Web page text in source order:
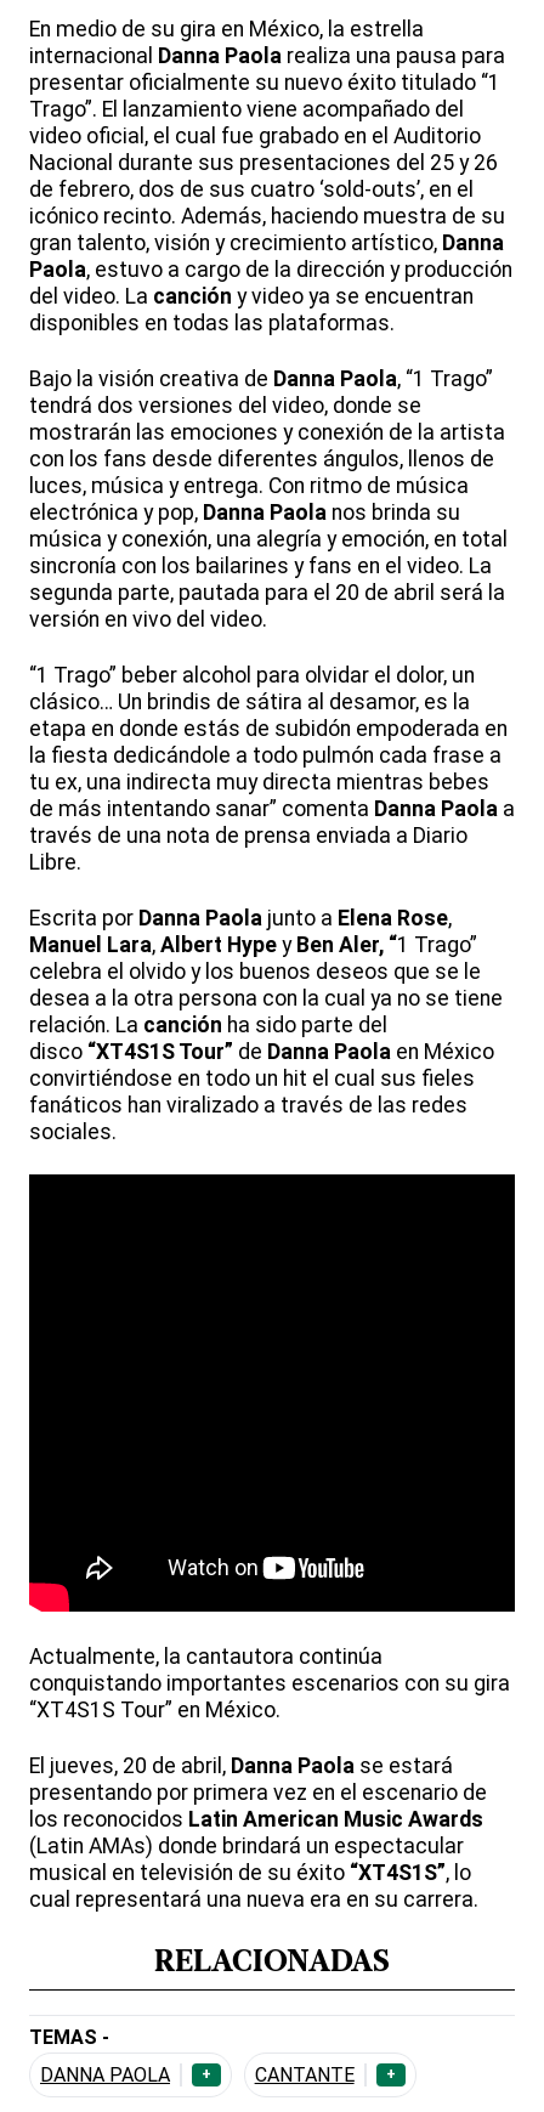
En medio de su gira en México, la estrella
internacional Danna Paola realiza una pausa para
presentar oficialmente su nuevo éxito titulado “1
Trago”. El lanzamiento viene acompañado del
video oficial, el cual fue grabado en el Auditorio
Nacional durante sus presentaciones del 25 y 26
de febrero, dos de sus cuatro ‘sold-outs’, en el
icónico recinto. Además, haciendo muestra de su
gran talento, visión y crecimiento artístico, Danna
Paola, estuvo a cargo de la dirección y producción
del video. La canción y video ya se encuentran
disponibles en todas las plataformas.
Bajo la visión creativa de Danna Paola, “1 Trago”
tendrá dos versiones del video, donde se
mostrarán las emociones y conexión de la artista
con los fans desde diferentes ángulos, llenos de
luces, música y entrega. Con ritmo de música
electrónica y pop, Danna Paola nos brinda su
música y conexión, una alegría y emoción, en total
sincronía con los bailarines y fans en el video. La
segunda parte, pautada para el 20 de abril será la
versión en vivo del video.
“1 Trago” beber alcohol para olvidar el dolor, un
clásico… Un brindis de sátira al desamor, es la
etapa en donde estás de subidón empoderada en
la fiesta dedicándole a todo pulmón cada frase a
tu ex, una indirecta muy directa mientras bebes
de más intentando sanar” comenta Danna Paola a
través de una nota de prensa enviada a Diario
Libre.
Escrita por Danna Paola junto a Elena Rose,
Manuel Lara, Albert Hype y Ben Aler, “1 Trago”
celebra el olvido y los buenos deseos que se le
desea a la otra persona con la cual ya no se tiene
relación. La canción ha sido parte del
disco “XT4S1S Tour” de Danna Paola en México
convirtiéndose en todo un hit el cual sus fieles
fanáticos han viralizado a través de las redes
sociales.
Actualmente, la cantautora continúa
conquistando importantes escenarios con su gira
“XT4S1S Tour” en México.
El jueves, 20 de abril, Danna Paola se estará
presentando por primera vez en el escenario de
los reconocidos Latin American Music Awards
(Latin AMAs) donde brindará un espectacular
musical en televisión de su éxito “XT4S1S”, lo
cual representará una nueva era en su carrera.
RELACIONADAS
TEMAS -
DANNA PAOLA
+ CANTANTE +